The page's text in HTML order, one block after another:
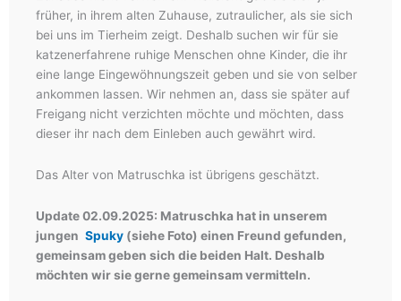
früher, in ihrem alten Zuhause, zutraulicher, als sie sich
bei uns im Tierheim zeigt. Deshalb suchen wir für sie
katzenerfahrene ruhige Menschen ohne Kinder, die ihr
eine lange Eingewöhnungszeit geben und sie von selber
ankommen lassen. Wir nehmen an, dass sie später auf
Freigang nicht verzichten möchte und möchten, dass
dieser ihr nach dem Einleben auch gewährt wird.
Das Alter von Matruschka ist übrigens geschätzt.
Update 02.09.2025: Matruschka hat in unserem
jungen Spuky (siehe Foto) einen Freund gefunden,
gemeinsam geben sich die beiden Halt. Deshalb
möchten wir sie gerne gemeinsam vermitteln.